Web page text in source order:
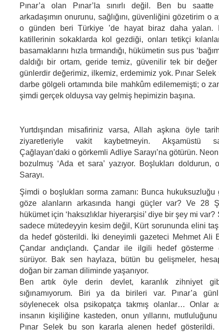
Pınar’a olan Pınar’la sınırlı değil. Ben bu saatte
arkadaşımın onurunu, sağlığını, güvenliğini gözetirim o
o günden beriTürkiye ’de hayat biraz daha yalan.
katillerinin sokaklarda kol gezdiği, onları tetikçi
basamaklarını hızla tırmandığı, hükümetin sus pus
daldığı bir ortam, geride temiz, güvenilir tek bir değer
günlerdir değerimiz, ilkemiz, erdemimiz yok. Pınar Selek
darbe gölgeli ortamında bile mahkûm edilememişti; o
şimdi gerçek olduysa vay gelmiş hepimizin başına.
Yurtdışından misafiriniz varsa, Allah aşkına öyle
ziyaretleriyle vakit kaybetmeyin. Akşamüstü
Çağlayan’daki o görkemli Adliye Sarayı’na götürün. Neon
bozulmuş ‘Ada et sara’ yazıyor. Boşlukları doldurun,
Sarayı.
Şimdi o boşlukları sorma zamanı: Bunca hukuksuzluğu
göze alanların arkasında hangi güçler var? Ve 28
hükümet için ‘haksızlıklar hiyerarşisi’ diye bir şey mi
sadece mütedeyyin kesim değil, Kürt sorununda elini
da hedef gösterildi. İki deneyimli gazeteci Mehmet Ali
Çandar andıçlandı. Çandar ile ilgili hedef gösterme
sürüyor. Bak sen haylaza, bütün bu gelişmeler,
doğan bir zaman diliminde yaşanıyor.
Ben artık öyle derin devlet, karanlık zihniyet
sığınamıyorum. Biri ya da birileri var. Pınar’a
söylenecek olsa psikopatça takmış olanlar… Onlar
insanın kişiliğine kasteden, onun yıllarını,
Pınar Selek bu son kararla alenen hedef gösterildi.